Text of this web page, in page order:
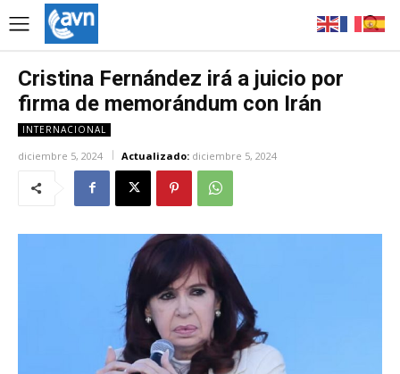
Cristina Fernández irá a juicio por
firma de memorándum con Irán
INTERNACIONAL
diciembre 5, 2024 Actualizado: diciembre 5, 2024